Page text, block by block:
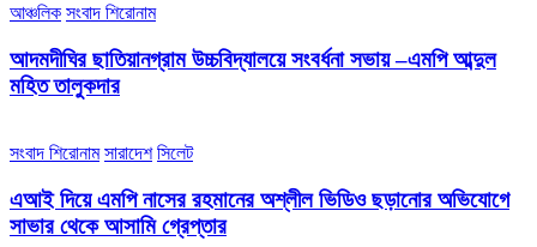
আঞ্চলিক সংবাদ শিরোনাম
আদমদীঘির ছাতিয়ানগ্রাম উচ্চবিদ্যালয়ে সংবর্ধনা সভায় –এমপি আব্দুল
মহিত তালুকদার
সংবাদ শিরোনাম সারাদেশ সিলেট
এআই দিয়ে এমপি নাসের রহমানের অশ্লীল ভিডিও ছড়ানোর অভিযোগে
সাভার থেকে আসামি গ্রেপ্তার